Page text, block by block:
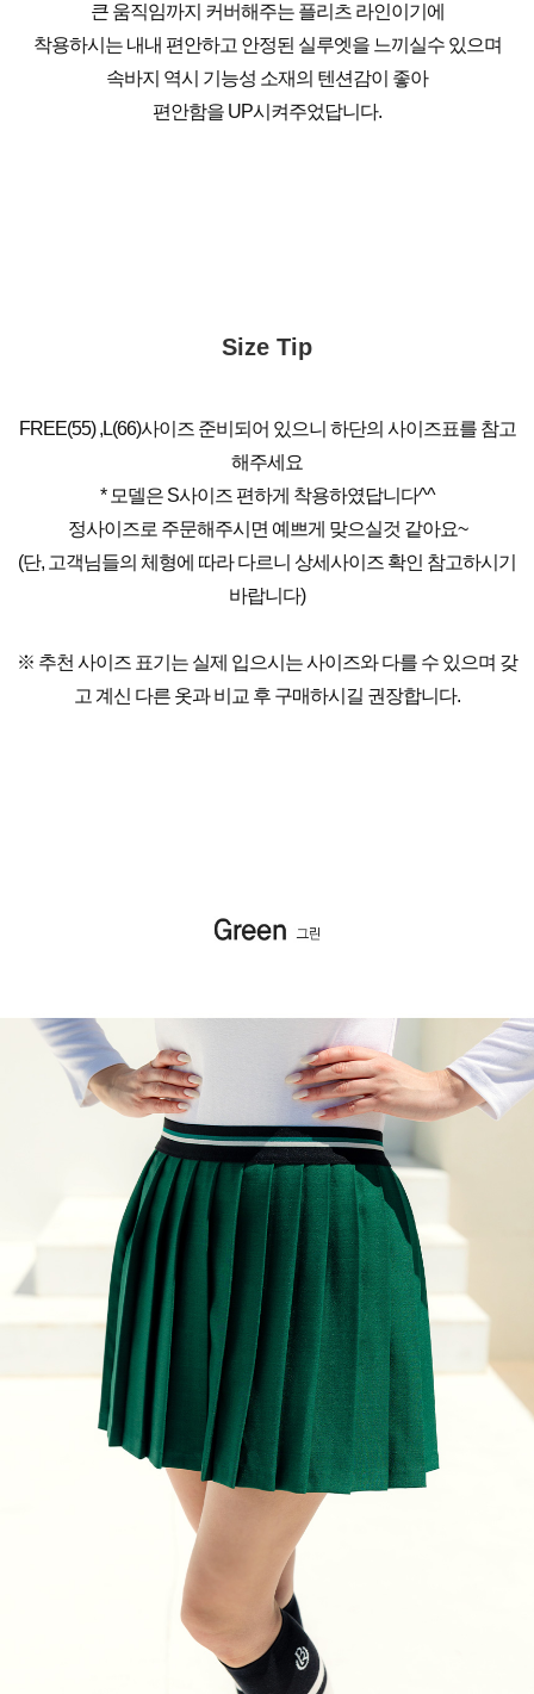
큰 움직임까지 커버해주는 플리츠 라인이기에
착용하시는 내내 편안하고 안정된 실루엣을 느끼실수 있으며
속바지 역시 기능성 소재의 텐션감이 좋아
편안함을 UP시켜주었답니다.
Size Tip
FREE(55) ,L(66)사이즈 준비되어 있으니 하단의 사이즈표를 참고
해주세요
* 모델은 S사이즈 편하게 착용하였답니다^^
정사이즈로 주문해주시면 예쁘게 맞으실것 같아요~
(단, 고객님들의 체형에 따라 다르니 상세사이즈 확인 참고하시기
바랍니다)
※ 추천 사이즈 표기는 실제 입으시는 사이즈와 다를 수 있으며 갖
고 계신 다른 옷과 비교 후 구매하시길 권장합니다.